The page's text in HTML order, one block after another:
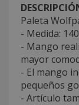
Paleta
- Medida:
- Mango
mayor
- El mango
pequeños
- Artículo